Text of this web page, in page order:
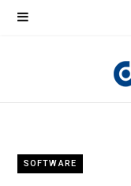
SOFTWARE